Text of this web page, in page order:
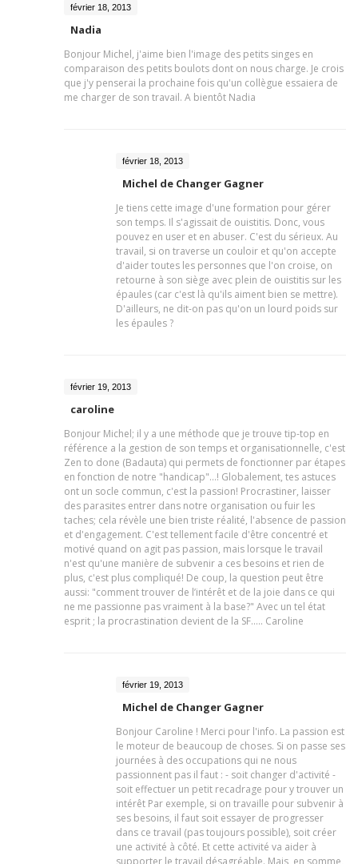
février 18, 2013
Nadia
Bonjour Michel, j'aime bien l'image des petits singes en
comparaison des petits boulots dont on nous charge. Je crois
que j'y penserai la prochaine fois qu'un collègue essaiera de
me charger de son travail. A bientôt Nadia
février 18, 2013
Michel de Changer Gagner
Je tiens cette image d'une formation pour gérer
son temps. Il s'agissait de ouistitis. Donc, vous
pouvez en user et en abuser. C'est du sérieux. Au
travail, si on traverse un couloir et qu'on accepte
d'aider toutes les personnes que l'on croise, on
retourne à son siège avec plein de ouistitis sur les
épaules (car c'est là qu'ils aiment bien se mettre).
D'ailleurs, ne dit-on pas qu'on un lourd poids sur
les épaules ?
février 19, 2013
caroline
Bonjour Michel; il y a une méthode que je trouve tip-top en
référence a la gestion de son temps et organisationnelle, c'est
Zen to done (Badauta) qui permets de fonctionner par étapes
en fonction de notre "handicap"...! Globalement, tes astuces
ont un socle commun, c'est la passion! Procrastiner, laisser
des parasites entrer dans notre organisation ou fuir les
taches; cela révèle une bien triste réalité, l'absence de passion
et d'engagement. C'est tellement facile d'être concentré et
motivé quand on agit pas passion, mais lorsque le travail
n'est qu'une manière de subvenir a ces besoins et rien de
plus, c'est plus compliqué! De coup, la question peut être
aussi: "comment trouver de l’intérêt et de la joie dans ce qui
ne me passionne pas vraiment à la base?" Avec un tel état
esprit ; la procrastination devient de la SF..... Caroline
février 19, 2013
Michel de Changer Gagner
Bonjour Caroline ! Merci pour l'info. La passion est
le moteur de beaucoup de choses. Si on passe ses
journées à des occupations qui ne nous
passionnent pas il faut : - soit changer d'activité -
soit effectuer un petit recadrage pour y trouver un
intérêt Par exemple, si on travaille pour subvenir à
ses besoins, il faut soit essayer de progresser
dans ce travail (pas toujours possible), soit créer
une activité à côté. Et cette activité va aider à
supporter le travail désagréable. Mais, en somme,